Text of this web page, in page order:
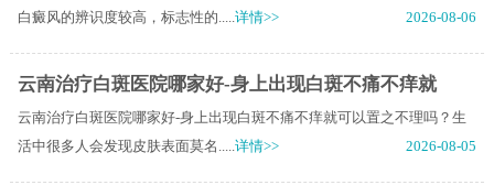
白癜风的辨识度较高，标志性的.....详情>> 2026-08-06
云南治疗白斑医院哪家好-身上出现白斑不痛不痒就
云南治疗白斑医院哪家好-身上出现白斑不痛不痒就可以置之不理吗？生
活中很多人会发现皮肤表面莫名.....详情>> 2026-08-05